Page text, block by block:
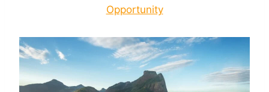
Opportunity